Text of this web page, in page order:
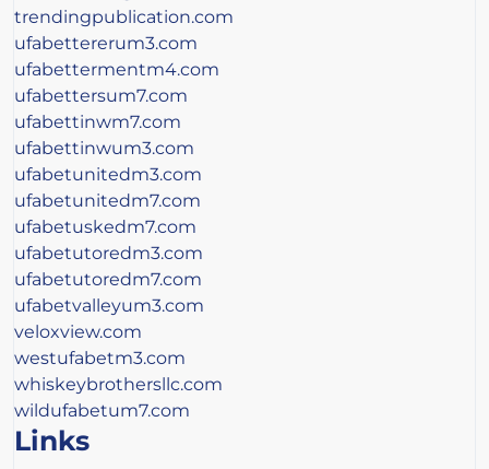
trendingpublication.com
ufabettererum3.com
ufabettermentm4.com
ufabettersum7.com
ufabettinwm7.com
ufabettinwum3.com
ufabetunitedm3.com
ufabetunitedm7.com
ufabetuskedm7.com
ufabetutoredm3.com
ufabetutoredm7.com
ufabetvalleyum3.com
veloxview.com
westufabetm3.com
whiskeybrothersllc.com
wildufabetum7.com
Links